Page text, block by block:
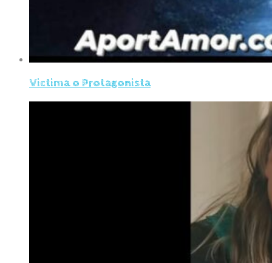
Victima o Protagonista